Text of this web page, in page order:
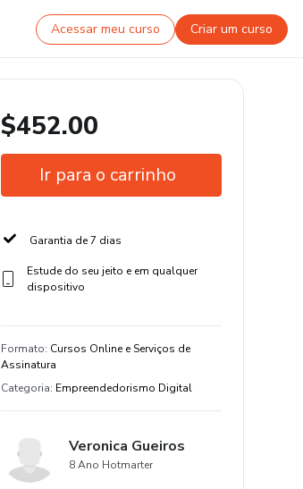
Acessar meu curso Criar um curso
$452.00
Ir para o carrinho
Garantia de 7 dias
Estude do seu jeito e em qualquer
dispositivo
Formato: Cursos Online e Serviços de
Assinatura
Categoria: Empreendedorismo Digital
Veronica Gueiros
8 Ano Hotmarter